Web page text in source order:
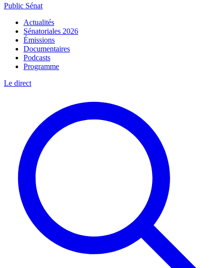
Public Sénat
Actualités
Sénatoriales 2026
Émissions
Documentaires
Podcasts
Programme
Le direct